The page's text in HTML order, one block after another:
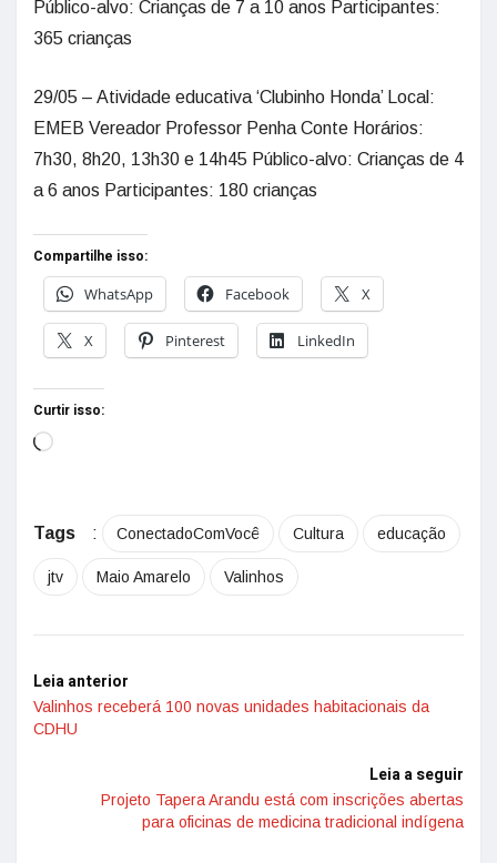
Público-alvo: Crianças de 7 a 10 anos Participantes:
365 crianças
29/05 – Atividade educativa ‘Clubinho Honda’ Local:
EMEB Vereador Professor Penha Conte Horários:
7h30, 8h20, 13h30 e 14h45 Público-alvo: Crianças de 4
a 6 anos Participantes: 180 crianças
Compartilhe isso:
WhatsApp
Facebook X
X Pinterest LinkedIn
Curtir isso:
Tags : ConectadoComVocê Cultura educação
jtv Maio Amarelo Valinhos
Leia anterior
Valinhos receberá 100 novas unidades habitacionais da
CDHU
Leia a seguir
Projeto Tapera Arandu está com inscrições abertas
para oficinas de medicina tradicional indígena